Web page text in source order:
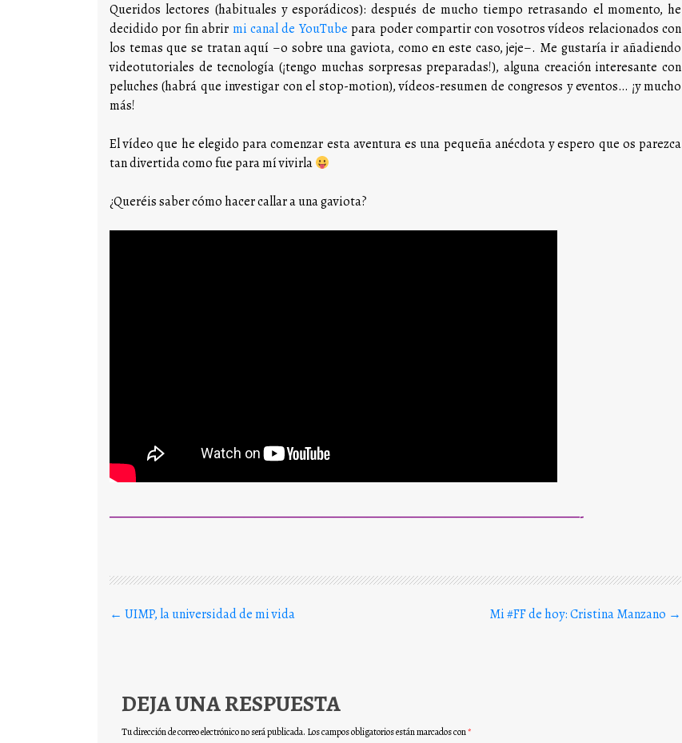
Queridos lectores (habituales y esporádicos): después de mucho tiempo retrasando el momento, he
decidido por fin abrir mi canal de YouTube para poder compartir con vosotros vídeos relacionados con
los temas que se tratan aquí –o sobre una gaviota, como en este caso, jeje–. Me gustaría ir añadiendo
videotutoriales de tecnología (¡tengo muchas sorpresas preparadas!), alguna creación interesante con
peluches (habrá que investigar con el stop-motion), vídeos-resumen de congresos y eventos… ¡y mucho
más!
El vídeo que he elegido para comenzar esta aventura es una pequeña anécdota y espero que os parezca
tan divertida como fue para mí vivirla
¿Queréis saber cómo hacer callar a una gaviota?
——————————————————————————————————————————-
Buscar en los posts
← UIMP, la universidad de mi vida Mi #FF de hoy: Cristina Manzano →
DEJA UNA RESPUESTA
Tu dirección de correo electrónico no será publicada. Los campos obligatorios están marcados con*